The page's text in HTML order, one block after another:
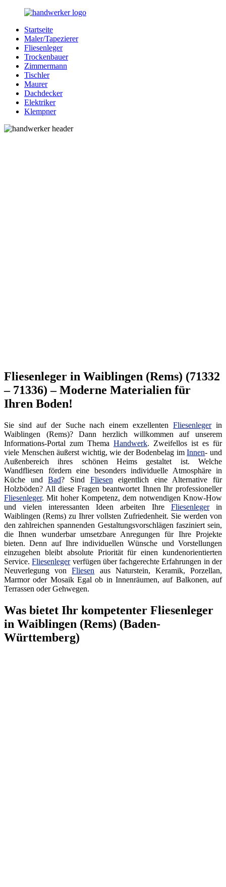
Zurück
Inhalt
Bessere-
Handwerker.de
Handwerker
Ihrer
Nähe
Startseite
Maler/Tapezierer
Fliesenleger
Trockenbauer
Zimmermann
Tischler
Maurer
Dachdecker
Elektriker
Klempner
Fliesenleger in Waiblingen (Rems) (71332
– 71336) – Moderne Materialien für
Ihren Boden!
Sie sind auf der Suche nach einem exzellentenFliesenlegerin
Waiblingen (Rems)? Dann herzlich willkommen auf unserem
Informations-Portal zum Thema Handwerk. Zweifellos ist es für
viele Menschen äußerst wichtig, wie der Bodenbelag imInnen- und
Außenbereich ihres schönen Heims gestaltet ist. Welche
Wandfliesen fördern eine besonders individuelle Atmosphäre in
Küche undBad? Sind Fliesen eigentlich eine Alternative für
Holzböden? All diese Fragen beantwortet Ihnen Ihr professioneller
Fliesenleger. Mit hoher Kompetenz, dem notwendigen Know-How
und vielen interessanten Ideen arbeiten Ihre Fliesenlegerin
Waiblingen (Rems) zu Ihrer vollsten Zufriedenheit. Sie werden von
den zahlreichen spannenden Gestaltungsvorschlägen fasziniert sein,
die Ihnen wunderbar umsetzbare Anregungen für Ihre Projekte
bieten. Denn auf Ihre individuellen Wünsche und Vorstellungen
einzugehen bleibt absolute Priorität für einen kundenorientierten
Service.Fliesenlegerverfügen über fachgerechte Erfahrungen in der
Neuverlegung vonFliesen aus Naturstein, Keramik, Porzellan,
Marmor oder Mosaik Egal ob in Innenräumen, auf Balkonen, auf
Terrassen oder Gehwegen.
Was bietet Ihr kompetenter Fliesenleger
in Waiblingen (Rems) (Baden-
Württemberg)